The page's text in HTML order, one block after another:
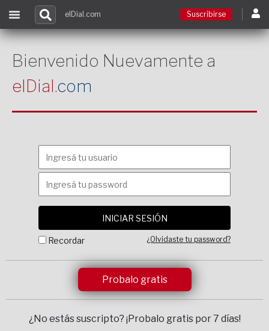
Contacto
elDial.com Suscribirse
Bienvenido Nuevamente a
elDial.com
Recordar ¿Olvidaste tu password?
Probalo gratis
¿No estás suscripto? ¡Probalo gratis por 7 días!